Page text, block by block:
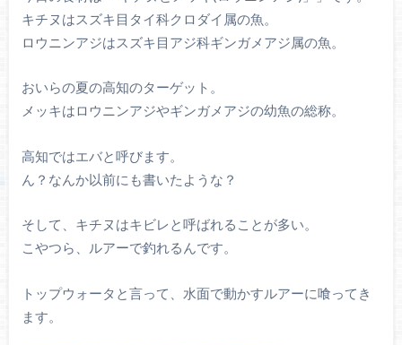
キチヌはスズキ目タイ科クロダイ属の魚。
ロウニンアジはスズキ目アジ科ギンガメアジ属の魚。
おいらの夏の高知のターゲット。
メッキはロウニンアジやギンガメアジの幼魚の総称。
高知ではエバと呼びます。
ん？なんか以前にも書いたような？
そして、キチヌはキビレと呼ばれることが多い。
こやつら、ルアーで釣れるんです。
トップウォータと言って、水面で動かすルアーに喰ってき
ます。